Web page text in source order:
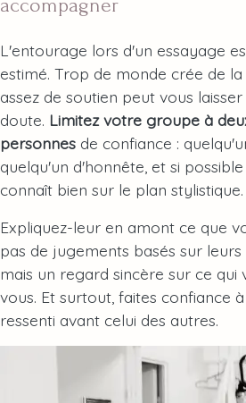
accompagner
L'entourage lors d'un essayage
estimé. Trop de monde crée de
assez de soutien peut vous
doute. Limitez votre groupe à
personnes de confiance :
quelqu'un d'honnête, et si
connaît bien sur le plan stylistique.
Expliquez-leur en amont ce que
pas de jugements basés sur leurs
mais un regard sincère sur ce qui
vous. Et surtout, faites confiance
ressenti avant celui des autres.